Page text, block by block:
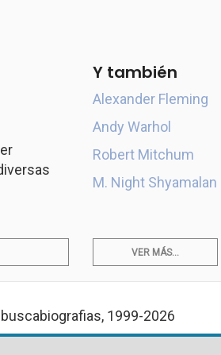
Y también
Alexander Fleming
Andy Warhol
Robert Mitchum
M. Night Shyamalan
VER MÁS...
1999-2026